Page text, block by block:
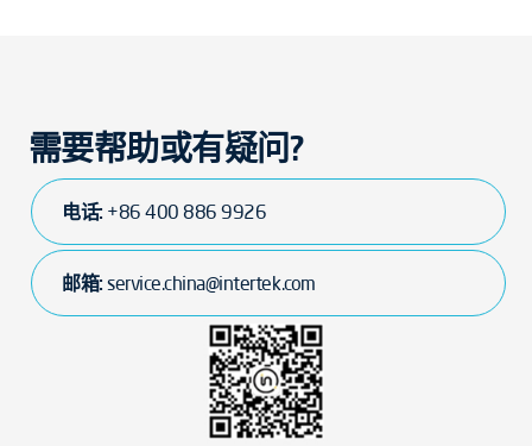
需要帮助或有疑问?
电话: +86 400 886 9926
邮箱:service.china@intertek.com